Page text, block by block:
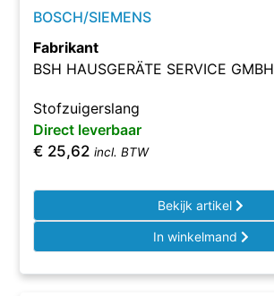
BOSCH/SIEMENS
Fabrikant
BSH HAUSGERÄTE SERVICE GMBH
Stofzuigerslang
Direct leverbaar
€ 25,62 incl. BTW
Bekijk artikel
In winkelmand